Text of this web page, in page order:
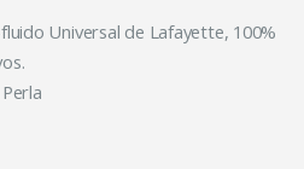
Universal de Lafayette, 100%